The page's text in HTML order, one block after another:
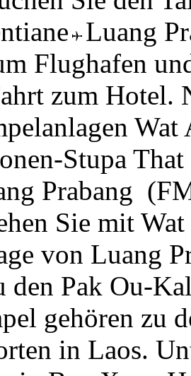
Luang
Flughafen
zum Hotel.
Stupa
Prabang
Sie mit
von Luang
den Pak Ou-
gehören zu
in Laos.